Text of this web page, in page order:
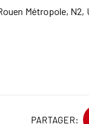
Métropole, N2,
PARTAGER: